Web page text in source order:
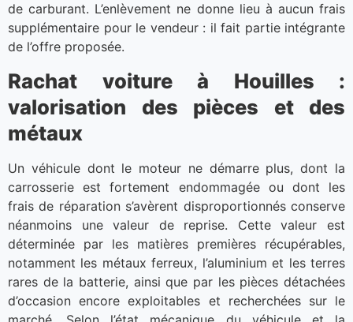
de carburant. L’enlèvement ne donne lieu à aucun frais
supplémentaire pour le vendeur : il fait partie intégrante
de l’offre proposée.
Rachat voiture à Houilles :
valorisation des pièces et des
métaux
Un véhicule dont le moteur ne démarre plus, dont la
carrosserie est fortement endommagée ou dont les
frais de réparation s’avèrent disproportionnés conserve
néanmoins une valeur de reprise. Cette valeur est
déterminée par les matières premières récupérables,
notamment les métaux ferreux, l’aluminium et les terres
rares de la batterie, ainsi que par les pièces détachées
d’occasion encore exploitables et recherchées sur le